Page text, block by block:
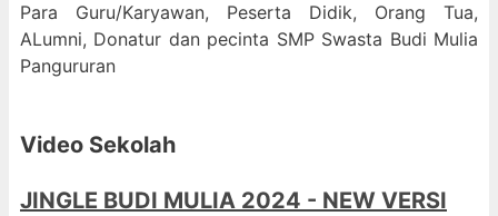
Para Guru/Karyawan, Peserta Didik, Orang Tua,
ALumni, Donatur dan pecinta SMP Swasta Budi Mulia
Pangururan
Video Sekolah
JINGLE BUDI MULIA 2024 - NEW VERSI